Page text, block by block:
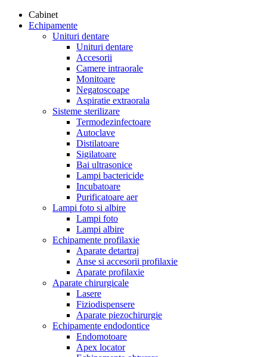
Cabinet
Echipamente
Unituri dentare
Unituri dentare
Accesorii
Camere intraorale
Monitoare
Negatoscoape
Aspiratie extraorala
Sisteme sterilizare
Termodezinfectoare
Autoclave
Distilatoare
Sigilatoare
Bai ultrasonice
Lampi bactericide
Incubatoare
Purificatoare aer
Lampi foto si albire
Lampi foto
Lampi albire
Echipamente profilaxie
Aparate detartraj
Anse si accesorii profilaxie
Aparate profilaxie
Aparate chirurgicale
Lasere
Fiziodispensere
Aparate piezochirurgie
Echipamente endodontice
Endomotoare
Apex locator